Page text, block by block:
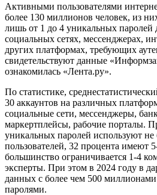
Активными пользователями
более 130 миллионов человек, из
лишь от 1 до 4 уникальных паролей
социальных сетях, мессенджерах,
других платформах, требующих
свидетельствуют данные
ознакомилась «Лента.ру».
По статистике,
30 аккаунтов на различных
социальные сети, мессенджеры,
маркертплейсы, рабочие порталы.
уникальных паролей используют не
пользователей, 32 процента имеют
большинство ограничивается 1-4
эксперты. При этом в 2024 году в
данных с более чем 500
паролями.